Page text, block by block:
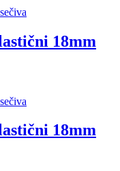
18mm
18mm